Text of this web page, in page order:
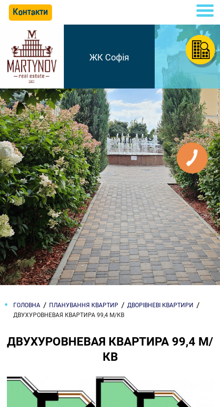
Контакти
ЖК Софія
ГОЛОВНА ПЛАНУВАННЯ КВАРТИР
ДВОРІВНЕВІ КВАРТИРИ
ДВУХУРОВНЕВАЯ КВАРТИРА 99,4 М/КВ
ДВУХУРОВНЕВАЯ КВАРТИРА 99,4 М/
КВ